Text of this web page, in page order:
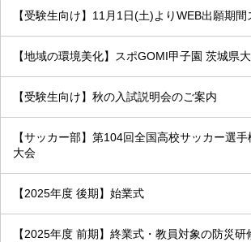
【受験生向け】11月1日(土)よりWEB出願期間
【地域の環境美化】スポGOMI甲子園 茨城県
【受験生向け】秋の入試説明会のご案内
【サッカー部】第104回全国高校サッカー選
大会
【2025年度 後期】始業式
【2025年度 前期】終業式・教員対象の防災研